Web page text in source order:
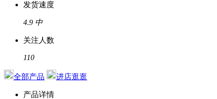
发货速度
4.9 中
关注人数
110
全部产品 进店逛逛
产品详情